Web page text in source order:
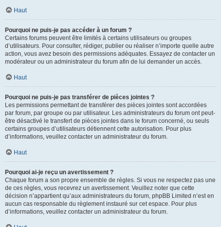
Haut
Pourquoi ne puis-je pas accéder à un forum ?
Certains forums peuvent être limités à certains utilisateurs ou groupes
d’utilisateurs. Pour consulter, rédiger, publier ou réaliser n’importe quelle autre
action, vous avez besoin des permissions adéquates. Essayez de contacter un
modérateur ou un administrateur du forum afin de lui demander un accès.
Haut
Pourquoi ne puis-je pas transférer de pièces jointes ?
Les permissions permettant de transférer des pièces jointes sont accordées
par forum, par groupe ou par utilisateur. Les administrateurs du forum ont peut-
être désactivé le transfert de pièces jointes dans le forum concerné, ou seuls
certains groupes d’utilisateurs détiennent cette autorisation. Pour plus
d’informations, veuillez contacter un administrateur du forum.
Haut
Pourquoi ai-je reçu un avertissement ?
Chaque forum a son propre ensemble de règles. Si vous ne respectez pas une
de ces règles, vous recevrez un avertissement. Veuillez noter que cette
décision n’appartient qu’aux administrateurs du forum, phpBB Limited n’est en
aucun cas responsable du règlement instauré sur cet espace. Pour plus
d’informations, veuillez contacter un administrateur du forum.